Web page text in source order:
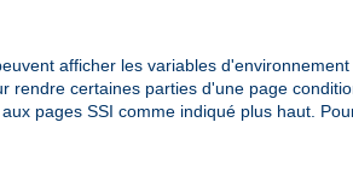
afficher les variables
certaines parties d'une page
pages SSI comme indiqué plus haut.